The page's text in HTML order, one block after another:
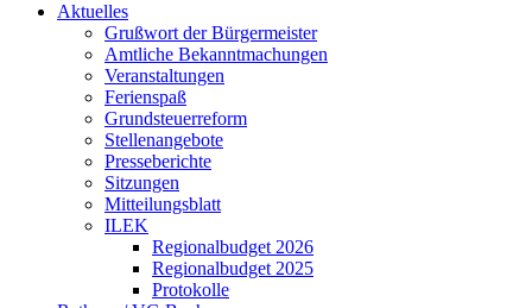
Aktuelles
Grußwort der Bürgermeister
Amtliche Bekanntmachungen
Veranstaltungen
Ferienspaß
Grundsteuerreform
Stellenangebote
Presseberichte
Sitzungen
Mitteilungsblatt
ILEK
Regionalbudget 2026
Regionalbudget 2025
Protokolle